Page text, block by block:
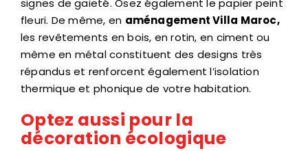
fleuri. De même, en aménagement Villa Maroc,
les revêtements en bois, en rotin, en ciment ou
même en métal constituent des designs très
répandus et renforcent également l’isolation
thermique et phonique de votre habitation.
Optez aussi pour la
décoration écologique